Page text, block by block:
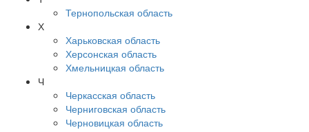
Тернопольская область
Х
Харьковская область
Херсонская область
Хмельницкая область
Ч
Черкасская область
Черниговская область
Черновицкая область